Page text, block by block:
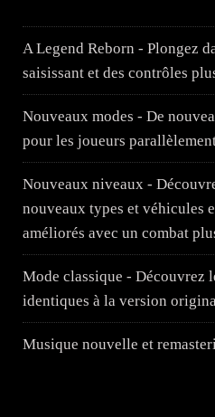
A Legend Reborn - Plongez
saisissant et des contrôles
Nouveaux modes - De
pour les joueurs
Nouveaux niveaux -
nouveaux types et véhicules
améliorés avec un combat
Mode classique - Découvrez
identiques à la version
Musique nouvelle et